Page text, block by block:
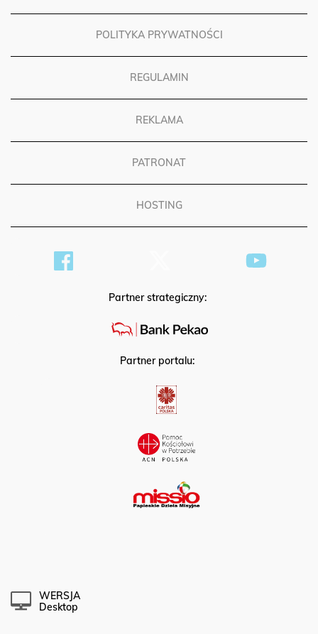
POLITYKA PRYWATNOŚCI
REGULAMIN
REKLAMA
PATRONAT
HOSTING
Partner strategiczny:
Partner portalu:
WERSJA
Desktop